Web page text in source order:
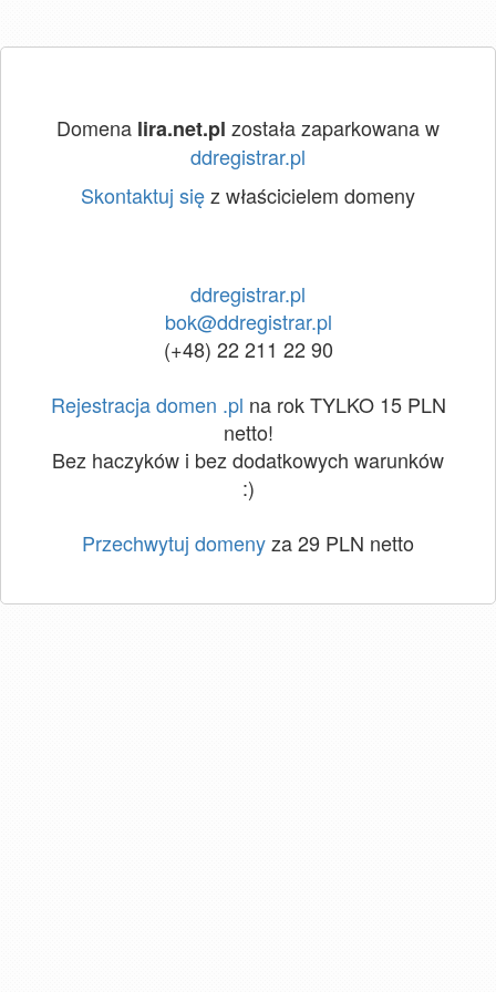
Domena lira.net.pl została zaparkowana w
ddregistrar.pl
Skontaktuj sięz właścicielem domeny
ddregistrar.pl
bok@ddregistrar.pl
(+48) 22 211 22 90
Rejestracja domen .pl na rok TYLKO 15 PLN
netto!
Bez haczyków i bez dodatkowych warunków
:)
Przechwytuj domenyza 29 PLN netto